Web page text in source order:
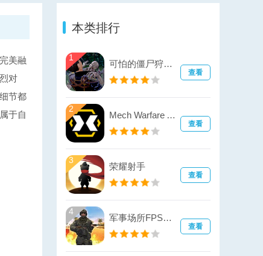
美融
对
节都
于自
本类排行
1
可怕的僵尸狩猎（ScaryZombieHunt）
查看
2
Mech Warfare Arena(机甲战竞技场)
查看
3
荣耀射手
查看
4
军事场所FPS射击战
查看